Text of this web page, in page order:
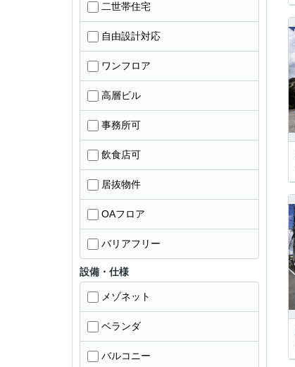
二世帯住宅
自由設計対応
ワンフロア
高層ビル
事務所可
飲食店可
居抜物件
OAフロア
バリアフリー
設備・仕様
メゾネット
ベランダ
バルコニー